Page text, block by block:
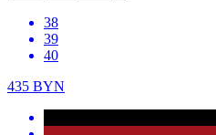
38
39
40
435 BYN